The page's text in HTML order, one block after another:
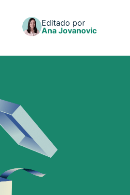
etc.
inteligencia
centrada en
Identity
protección
de identidad,
supervisión y
eliminación
Editado por
Ana Jovanovic